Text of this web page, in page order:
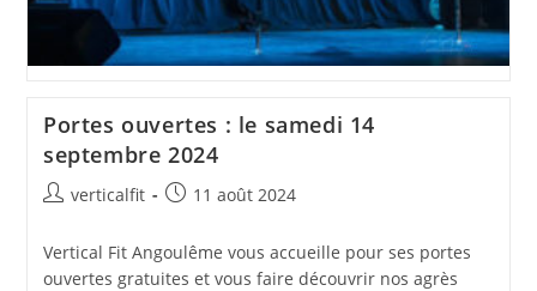
Portes ouvertes : le samedi 14
septembre 2024
Auteur/autrice
la
publication :
verticalfit
Publication
11 août 2024
Vertical Fit Angoulême vous accueille pour ses portes
ouvertes gratuites et vous faire découvrir nos agrès